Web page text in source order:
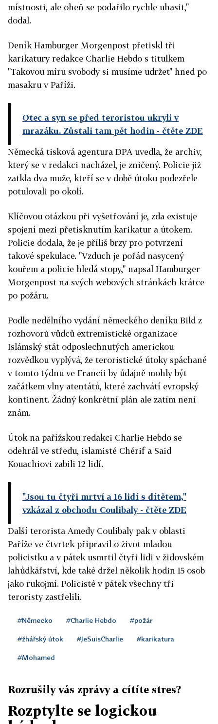
místnosti, ale oheň se podařilo rychle uhasit,"
dodal.
Deník Hamburger Morgenpost přetiskl tři
karikatury redakce Charlie Hebdo s titulkem
"Takovou míru svobody si musíme udržet" hned po
masakru v Paříži.
Otec a syn se před teroristou ukryli v
mrazáku. Zůstali tam pět hodin - čtěte ZDE
Německá tisková agentura DPA uvedla, že archiv,
který se v redakci nacházel, je zničený. Policie již
zatkla dva muže, kteří se v době útoku podezřele
potulovali po okolí.
Klíčovou otázkou při vyšetřování je, zda existuje
spojení mezi přetisknutím karikatur a útokem.
Policie dodala, že je příliš brzy pro potvrzení
takové spekulace. "Vzduch je pořád nasycený
kouřem a policie hledá stopy," napsal Hamburger
Morgenpost na svých webových stránkách krátce
po požáru.
Podle nedělního vydání německého deníku Bild z
rozhovorů vůdců extremistické organizace
Islámský stát odposlechnutých americkou
rozvědkou vyplývá, že teroristické útoky spáchané
v tomto týdnu ve Francii by údajně mohly být
začátkem vlny atentátů, které zachvátí evropský
kontinent. Žádný konkrétní plán ale zatím není
znám.
Útok na pařížskou redakci Charlie Hebdo se
odehrál ve středu, islamisté Chérif a Said
Kouachiovi zabili 12 lidí.
"Jsou tu čtyři mrtví a 16 lidí s dítětem,"
vzkázal z obchodu Coulibaly- čtěte ZDE
Další terorista Amedy Coulibaly pak v oblasti
Paříže ve čtvrtek připravil o život mladou
policistku a v pátek usmrtil čtyři lidi v židovském
lahůdkářství, kde také držel několik hodin 15 osob
jako rukojmí. Policisté v pátek všechny tři
teroristy zastřelili.
#Německo #Charlie Hebdo #požár
#žhářský útok #JeSuisCharlie #karikatura
#Mohamed
Rozrušily vás zprávy a cítíte stres?
Rozptylte se logickou